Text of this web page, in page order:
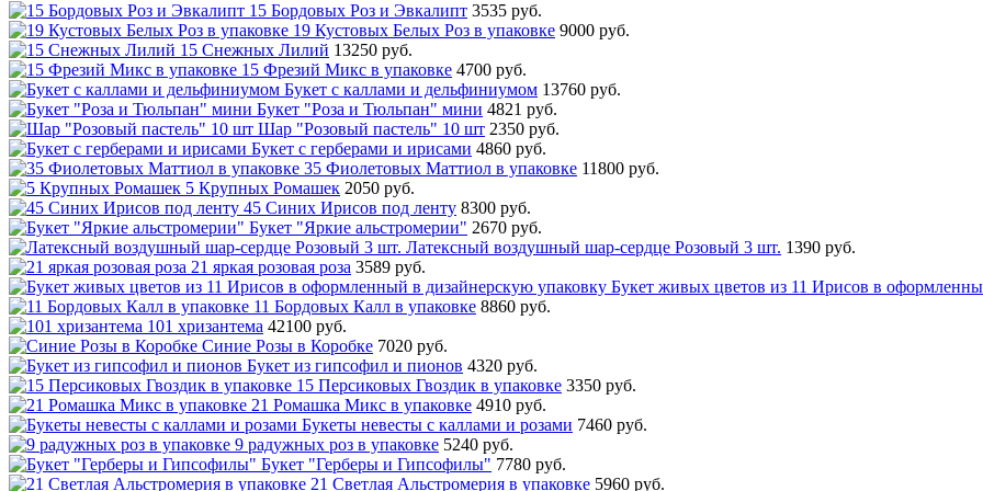
15 Бордовых Роз и Эвкалипт 3535 руб.
19 Кустовых Белых Роз в упаковке 9000 руб.
15 Снежных Лилий 13250 руб.
15 Фрезий Микс в упаковке 4700 руб.
Букет с каллами и дельфиниумом 13760 руб.
Букет "Роза и Тюльпан" мини 4821 руб.
Шар "Розовый пастель" 10 шт 2350 руб.
Букет с герберами и ирисами 4860 руб.
35 Фиолетовых Маттиол в упаковке 11800 руб.
5 Крупных Ромашек 2050 руб.
45 Синих Ирисов под ленту 8300 руб.
Букет "Яркие альстромерии" 2670 руб.
Латексный воздушный шар-сердце Розовый 3 шт. 1390 руб.
21 яркая розовая роза 3589 руб.
Букет живых цветов из 11 Ирисов в
11 Бордовых Калл в упаковке 8860 руб.
101 хризантема 42100 руб.
Синие Розы в Коробке 7020 руб.
Букет из гипсофил и пионов 4320 руб.
15 Персиковых Гвоздик в упаковке 3350 руб.
21 Ромашка Микс в упаковке 4910 руб.
Букеты невесты с каллами и розами 7460 руб.
9 радужных роз в упаковке 5240 руб.
Букет "Герберы и Гипсофилы" 7780 руб.
21 Светлая Альстромерия в упаковке 5960 руб.